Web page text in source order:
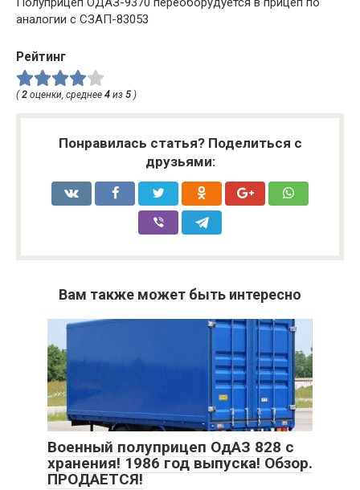
аналогии с СЗАП-83053
Рейтинг
( 2 оценки, среднее 4 из 5 )
Понравилась статья? Поделиться с
друзьями:
Вам также может быть интересно
Военный полуприцеп ОдАЗ 828 с
хранения! 1986 год выпуска! Обзор.
ПРОДАЕТСЯ!